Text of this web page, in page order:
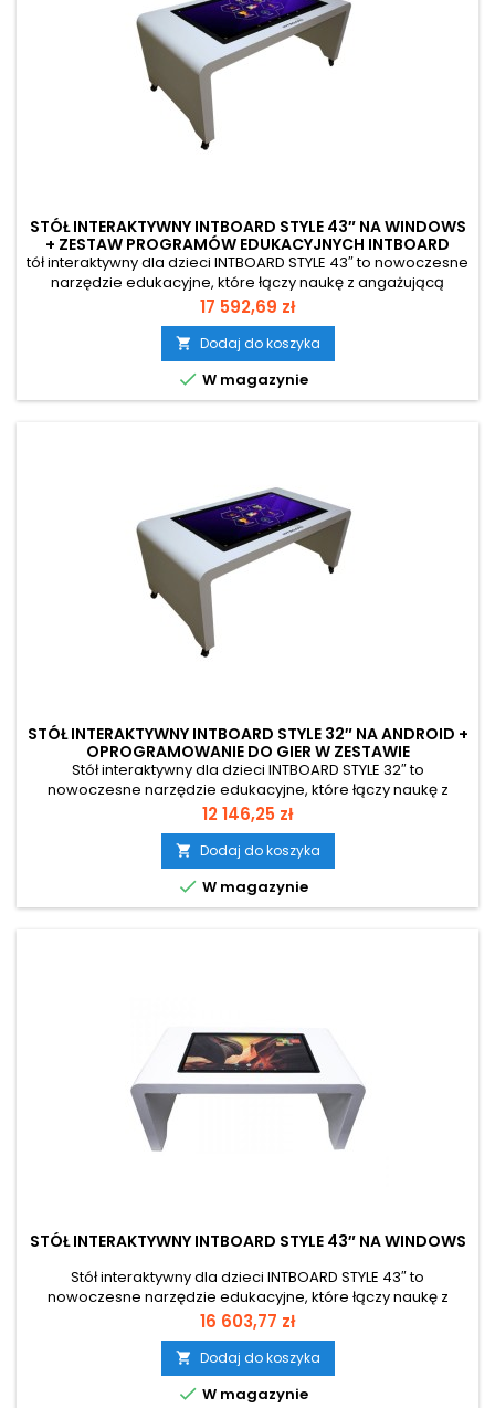
STÓŁ INTERAKTYWNY INTBOARD STYLE 43″ NA WINDOWS
+ ZESTAW PROGRAMÓW EDUKACYJNYCH INTBOARD
BRAINY
tół interaktywny dla dzieci INTBOARD STYLE 43″ to nowoczesne
narzędzie edukacyjne, które łączy naukę z angażującą
zabawą. Duży, 43-calowy ekran dotykowy zapewnia
komfortową przestrzeń do pracy, umożliwiając jednoczesne
korzystanie nawet kilku dzieciom (do 10 punktów dotyku).
Urządzenie wyróżnia się jasną, przyjazną kolorystyką oraz
konstrukcją wykonaną z...
Cena
17 592,69 zł
 Dodaj do koszyka
 W magazynie
STÓŁ INTERAKTYWNY INTBOARD STYLE 32″ NA ANDROID +
OPROGRAMOWANIE DO GIER W ZESTAWIE
Stół interaktywny dla dzieci INTBOARD STYLE 32″ to
nowoczesne narzędzie edukacyjne, które łączy naukę z
angażującą zabawą. 32-calowy ekran dotykowy umożliwia
jednoczesną pracę kilku dzieci (do 10 punktów dotyku),
wspierając rozwój współpracy, komunikacji i umiejętności
społecznych. Urządzenie zostało zaprojektowane z myślą o
najmłodszych – posiada...
Cena
12 146,25 zł
 Dodaj do koszyka
 W magazynie
STÓŁ INTERAKTYWNY INTBOARD STYLE 43″ NA WINDOWS
Stół interaktywny dla dzieci INTBOARD STYLE 43″ to
nowoczesne narzędzie edukacyjne, które łączy naukę z
angażującą zabawą. Duży, 43-calowy ekran dotykowy
umożliwia jednoczesną pracę kilku dzieci, wspierając rozwój
współpracy, komunikacji oraz umiejętności społecznych.
Urządzenie wyróżnia się jasną, przyjazną kolorystyką i zostało
wykonane z materiałów...
Cena
16 603,77 zł
 Dodaj do koszyka
 W magazynie